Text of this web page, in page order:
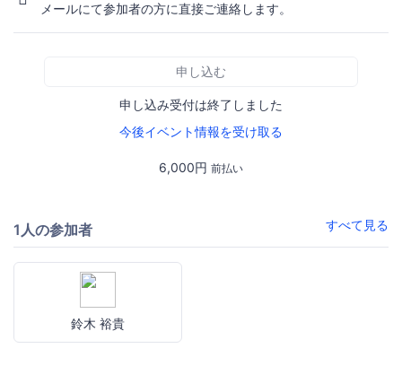
メールにて参加者の方に直接ご連絡します。
申し込む
申し込み受付は終了しました
今後イベント情報を受け取る
6,000円 前払い
1人の参加者 すべて見る
鈴木 裕貴